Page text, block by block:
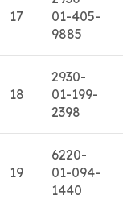
17
01-405-
9885
18
2930-
01-199-
2398
19
6220-
01-094-
1440